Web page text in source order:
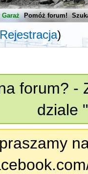
Pomóż forum!
Rejestracja)
forum? -
dziale